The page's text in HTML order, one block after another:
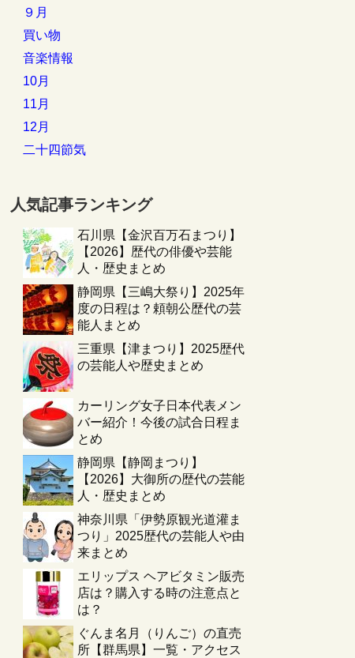
９月
買い物
音楽情報
10月
11月
12月
二十四節気
人気記事ランキング
石川県【金沢百万石まつり】
【2026】歴代の俳優や芸能
人・歴史まとめ
静岡県【三嶋大祭り】2025年
度の日程は？頼朝公歴代の芸
能人まとめ
三重県【津まつり】2025歴代
の芸能人や歴史まとめ
カーリング女子日本代表メン
バー紹介！今後の試合日程ま
とめ
静岡県【静岡まつり】
【2026】大御所の歴代の芸能
人・歴史まとめ
神奈川県「伊勢原観光道灌ま
つり」2025歴代の芸能人や由
来まとめ
エリップス ヘアビタミン販売
店は？購入する時の注意点と
は？
ぐんま名月（りんご）の直売
所【群馬県】一覧・アクセス